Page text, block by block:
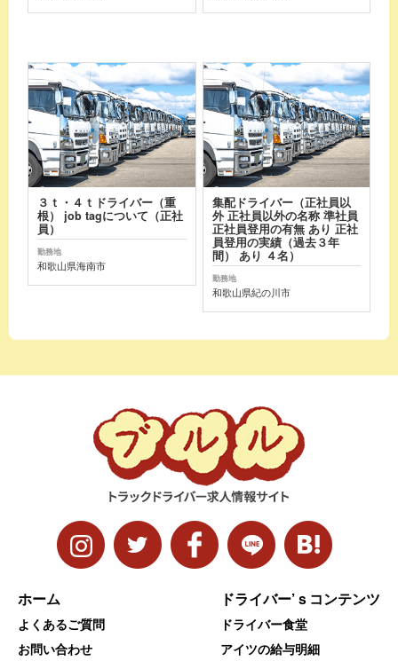
３ｔ・４ｔドライバー（重
根） job tagについて（正社
員）
勤務地
和歌山県海南市
集配ドライバー（正社員以
外 正社員以外の名称 準社員
正社員登用の有無 あり 正社
員登用の実績（過去３年
間） あり ４名）
勤務地
和歌山県紀の川市
ホーム
よくあるご質問
お問い合わせ
ドライバー’ｓコンテンツ
ドライバー食堂
アイツの給与明細